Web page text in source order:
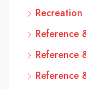
Reference
Reference
Reference